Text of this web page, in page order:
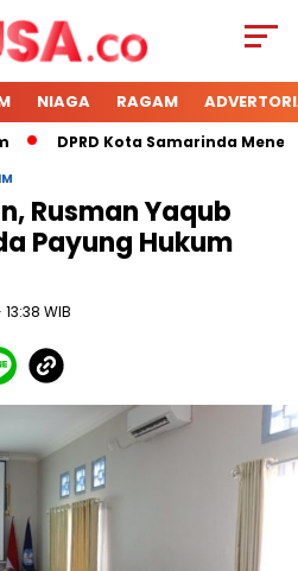
NIAGA RAGAM
DPRD Kota Samarinda
Rusman Yaqub
Payung Hukum
WIB